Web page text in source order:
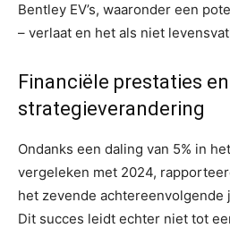
Bentley EV’s, waaronder een
– verlaat en het als niet
Financiële prestaties en
strategieverandering
Ondanks een daling van 5% in
vergeleken met 2024,
het zevende achtereenvolgende
Dit succes leidt echter niet tot